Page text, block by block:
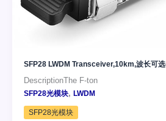
SFP28 LWDM Transceiver,10km,波长可选
DescriptionThe F-ton
SFP28光模块, LWDM
SFP28光模块